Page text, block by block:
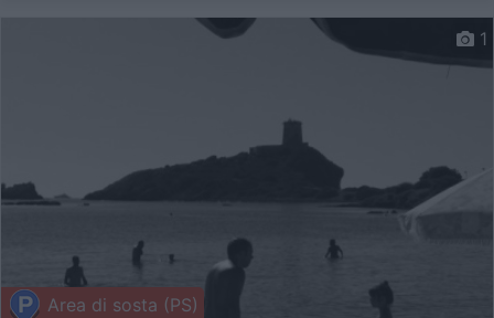
Area di sosta (PS)
1